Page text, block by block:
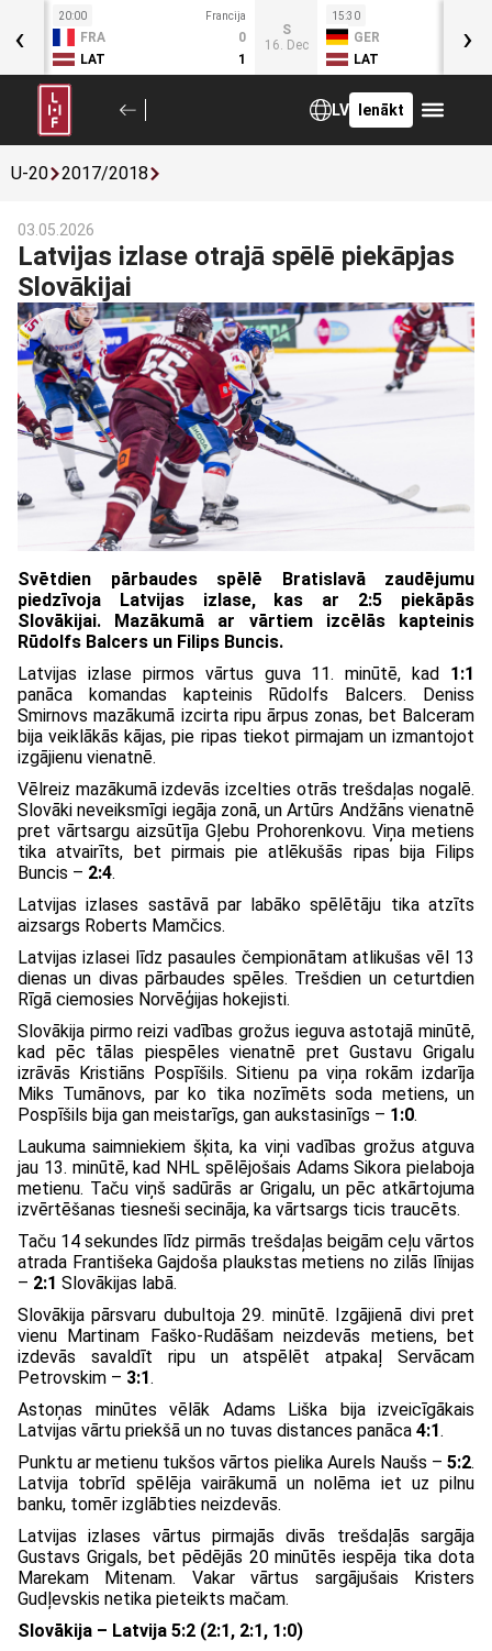
Dec
20:00 Francija
FRA
0
LAT
1
S
16. Dec
15:30
GER
LAT
‹ ›
LV Ienākt
U-20 2017/2018
03.05.2026
Latvijas izlase otrajā spēlē piekāpjas
Slovākijai
Svētdien pārbaudes spēlē Bratislavā zaudējumu
piedzīvoja Latvijas izlase, kas ar 2:5 piekāpās
Slovākijai. Mazākumā ar vārtiem izcēlās kapteinis
Rūdolfs Balcers un Filips Buncis.
Latvijas izlase pirmos vārtus guva 11. minūtē, kad 1:1
panāca komandas kapteinis Rūdolfs Balcers. Deniss
Smirnovs mazākumā izcirta ripu ārpus zonas, bet Balceram
bija veiklākās kājas, pie ripas tiekot pirmajam un izmantojot
izgājienu vienatnē.
Vēlreiz mazākumā izdevās izcelties otrās trešdaļas nogalē.
Slovāki neveiksmīgi iegāja zonā, un Artūrs Andžāns vienatnē
pret vārtsargu aizsūtīja Gļebu Prohorenkovu. Viņa metiens
tika atvairīts, bet pirmais pie atlēkušās ripas bija Filips
Buncis – 2:4.
Latvijas izlases sastāvā par labāko spēlētāju tika atzīts
aizsargs Roberts Mamčics.
Latvijas izlasei līdz pasaules čempionātam atlikušas vēl 13
dienas un divas pārbaudes spēles. Trešdien un ceturtdien
Rīgā ciemosies Norvēģijas hokejisti.
Slovākija pirmo reizi vadības grožus ieguva astotajā minūtē,
kad pēc tālas piespēles vienatnē pret Gustavu Grigalu
izrāvās Kristiāns Pospīšils. Sitienu pa viņa rokām izdarīja
Miks Tumānovs, par ko tika nozīmēts soda metiens, un
Pospīšils bija gan meistarīgs, gan aukstasinīgs – 1:0.
Laukuma saimniekiem šķita, ka viņi vadības grožus atguva
jau 13. minūtē, kad NHL spēlējošais Adams Sikora pielaboja
metienu. Taču viņš sadūrās ar Grigalu, un pēc atkārtojuma
izvērtēšanas tiesneši secināja, ka vārtsargs ticis traucēts.
Taču 14 sekundes līdz pirmās trešdaļas beigām ceļu vārtos
atrada Františeka Gajdoša plaukstas metiens no zilās līnijas
– 2:1 Slovākijas labā.
Slovākija pārsvaru dubultoja 29. minūtē. Izgājienā divi pret
vienu Martinam Faško-Rudāšam neizdevās metiens, bet
izdevās savaldīt ripu un atspēlēt atpakaļ Servācam
Petrovskim – 3:1.
Astoņas minūtes vēlāk Adams Liška bija izveicīgākais
Latvijas vārtu priekšā un no tuvas distances panāca 4:1.
Punktu ar metienu tukšos vārtos pielika Aurels Naušs – 5:2.
Latvija tobrīd spēlēja vairākumā un nolēma iet uz pilnu
banku, tomēr izglābties neizdevās.
Latvijas izlases vārtus pirmajās divās trešdaļās sargāja
Gustavs Grigals, bet pēdējās 20 minūtēs iespēja tika dota
Marekam Mitenam. Vakar vārtus sargājušais Kristers
Gudļevskis netika pieteikts mačam.
Slovākija – Latvija 5:2 (2:1, 2:1, 1:0)